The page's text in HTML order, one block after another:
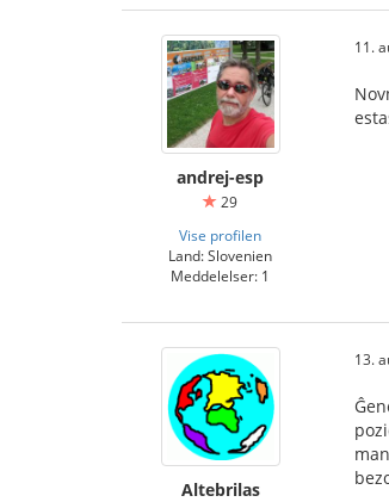
andrej-esp
29
Vise profilen
Land: Slovenien
Meddelelser: 1
11.
Altebrilas
13.